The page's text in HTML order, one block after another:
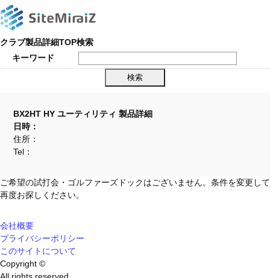
クラブ製品詳細TOP検索
キーワード
BX2HT HY ユーティリティ 製品詳細
日時：
住所：
Tel：
ご希望の試打会・ゴルファーズドックはございません。条件を変更して
再度お探しください。
会社概要
プライバシーポリシー
このサイトについて
Copyright ©